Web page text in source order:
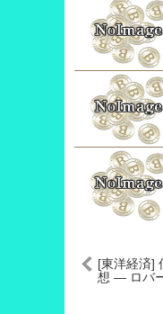
[東洋経済]
想 ― ロバ